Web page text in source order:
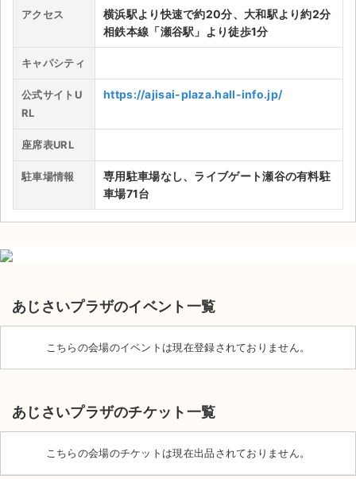
スポーツ
演劇・ミュージカル
ご利用ガイド
ご利用ガイド
手数料・お支払い方法
よくある質問
お知らせ
アクセス
横浜駅より快速で約20分、大和駅より約2分
相鉄本線「瀬谷駅」より徒歩1分
キャパシティ
公式サイトU
RL
https://ajisai-plaza.hall-info.jp/
座席表URL
駐車場情報
専用駐車場なし、ライブゲート瀬谷の有料駐
車場71台
あじさいプラザのイベント一覧
こちらの会場のイベントは現在登録されておりません。
あじさいプラザのチケット一覧
こちらの会場のチケットは現在出品されておりません。